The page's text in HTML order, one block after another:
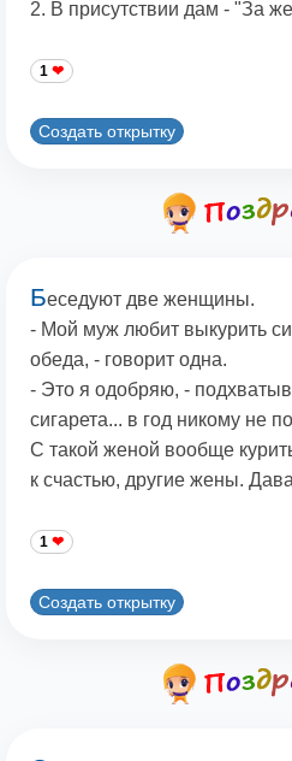
2. В присутствии дам - "За
1
Создать открытку
Беседуют две женщины.
- Мой муж любит выкурить
обеда, - говорит одна.
- Это я одобряю, -
сигарета... в год никому не
С такой женой вообще
к счастью, другие жены.
1
Создать открытку